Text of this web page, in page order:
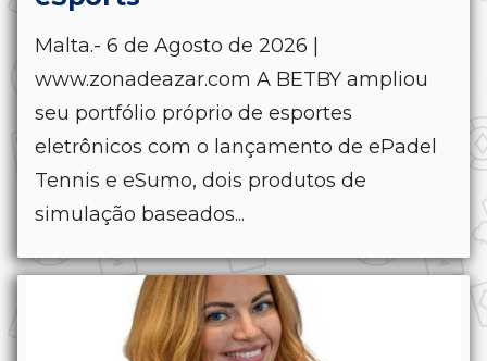
Malta.- 6 de Agosto de 2026 |
www.zonadeazar.com A BETBY ampliou
seu portfólio próprio de esportes
eletrônicos com o lançamento de ePadel
Tennis e eSumo, dois produtos de
simulação baseados...